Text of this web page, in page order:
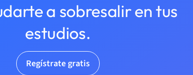
a sobresalir en tus
estudios.
Regístrate gratis